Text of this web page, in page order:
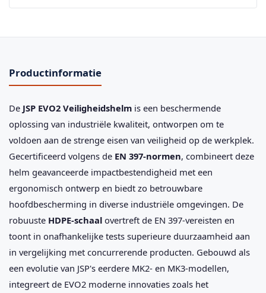
Productinformatie
De JSP EVO2 Veiligheidshelm is een beschermende
oplossing van industriële kwaliteit, ontworpen om te
voldoen aan de strenge eisen van veiligheid op de werkplek.
Gecertificeerd volgens de EN 397-normen, combineert deze
helm geavanceerde impactbestendigheid met een
ergonomisch ontwerp en biedt zo betrouwbare
hoofdbescherming in diverse industriële omgevingen. De
robuuste HDPE-schaal overtreft de EN 397-vereisten en
toont in onafhankelijke tests superieure duurzaamheid aan
in vergelijking met concurrerende producten. Gebouwd als
een evolutie van JSP's eerdere MK2- en MK3-modellen,
integreert de EVO2 moderne innovaties zoals het